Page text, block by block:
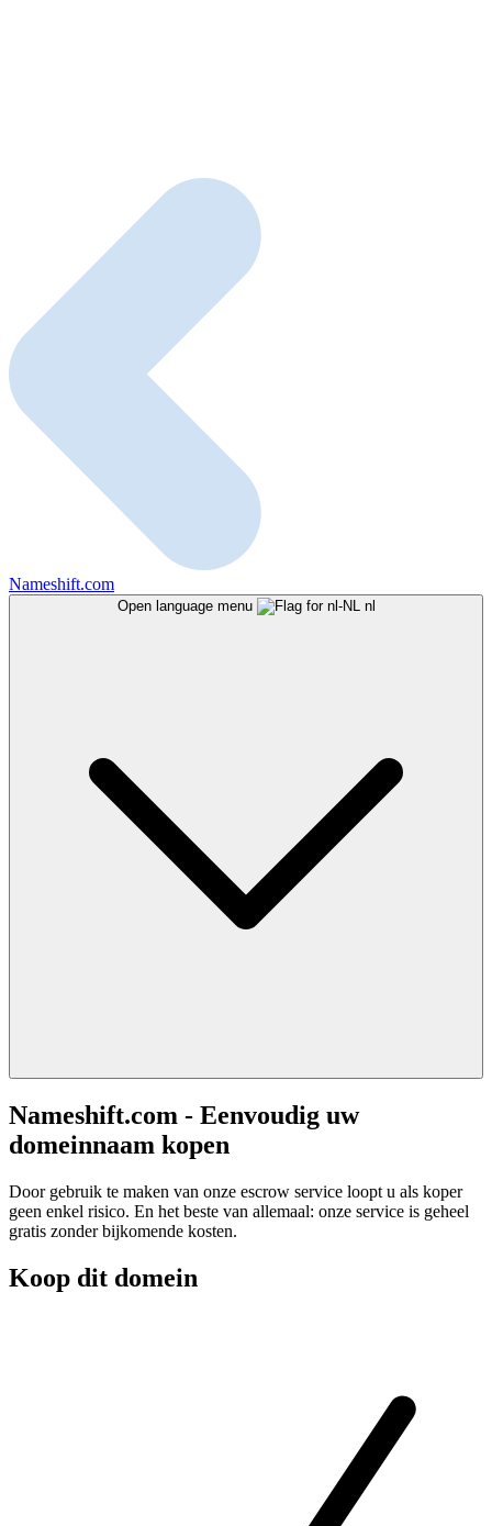
Nameshift.com
Open language menu nl
Nameshift.com - Eenvoudig uw
domeinnaam kopen
Door gebruik te maken van onze escrow service loopt u als koper
geen enkel risico. En het beste van allemaal: onze service is geheel
gratis zonder bijkomende kosten.
Koop dit domein